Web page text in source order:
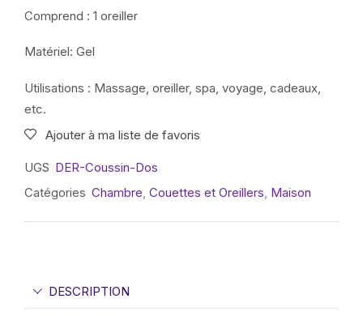
Comprend : 1 oreiller
Matériel: Gel
Utilisations : Massage, oreiller, spa, voyage, cadeaux,
etc.
Ajouter à ma liste de favoris
UGS DER-Coussin-Dos
Catégories Chambre Couettes et Oreillers Maison
DESCRIPTION